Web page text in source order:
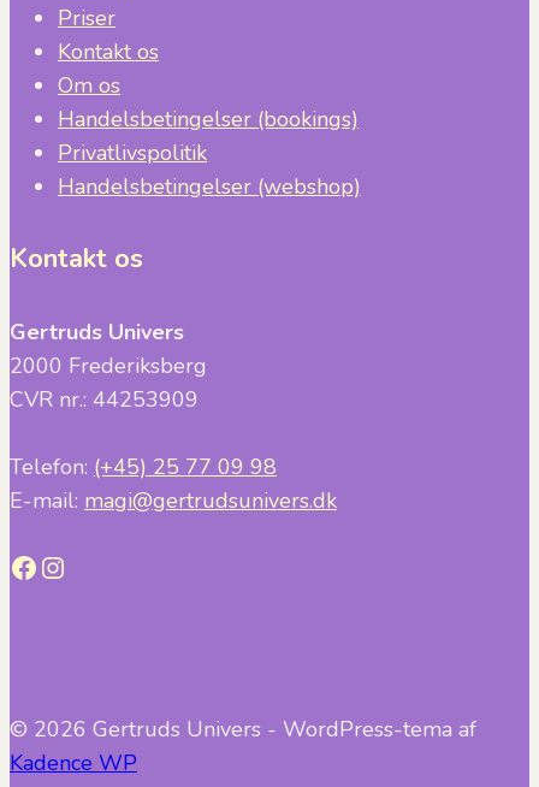
Priser
Kontakt os
Om os
Handelsbetingelser (bookings)
Privatlivspolitik
Handelsbetingelser (webshop)
Kontakt os
Gertruds Univers
2000 Frederiksberg
CVR nr.: 44253909
Telefon: (+45) 25 77 09 98
E-mail: magi@gertrudsunivers.dk
Facebook
Instagram
© 2026 Gertruds Univers - WordPress-tema af
Kadence WP